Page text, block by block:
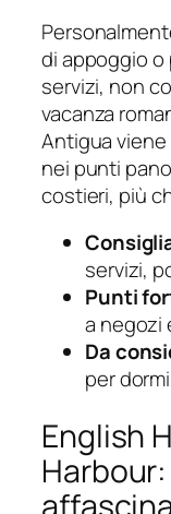
di appoggio o
servizi, non
vacanza
Antigua
nei punti
costieri, più
servizi,
Punti
a negozi
Da
per
English